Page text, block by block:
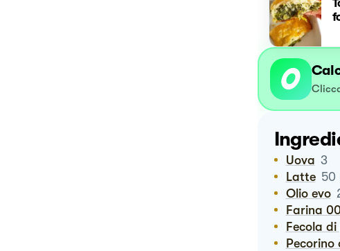
Uova 3
Latte 50
Olio evo
Farina
Fecola